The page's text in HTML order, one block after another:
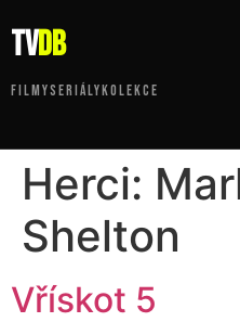
tvDB
FILMYSERIÁLY KOLEKCE
Herci:
Shelton
Vřískot 5